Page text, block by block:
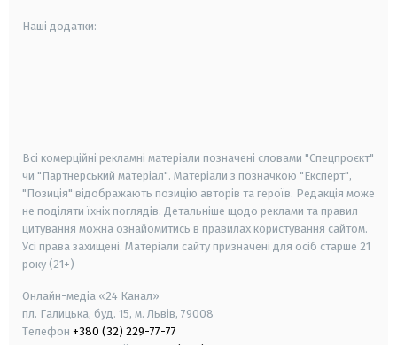
Наші додатки:
Всі комерційні рекламні матеріали позначені словами "Спецпроєкт"
чи "Партнерський матеріал". Матеріали з позначкою "Експерт",
"Позиція" відображають позицію авторів та героїв. Редакція може
не поділяти їхніх поглядів. Детальніше щодо реклами та правил
цитування можна ознайомитись в правилах користування сайтом.
Усі права захищені. Матеріали сайту призначені для осіб старше 21
року (21+)
Онлайн-медіа «24 Канал»
пл. Галицька, буд. 15, м. Львів, 79008
Телефон +380 (32) 229-77-77